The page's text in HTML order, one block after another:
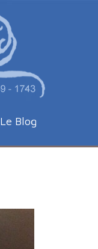
Le Blog